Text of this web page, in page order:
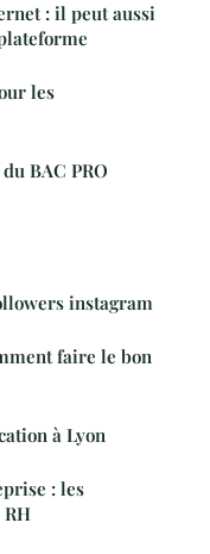
: il peut aussi
les
BAC PRO
instagram
faire le bon
à Lyon
: les
RH